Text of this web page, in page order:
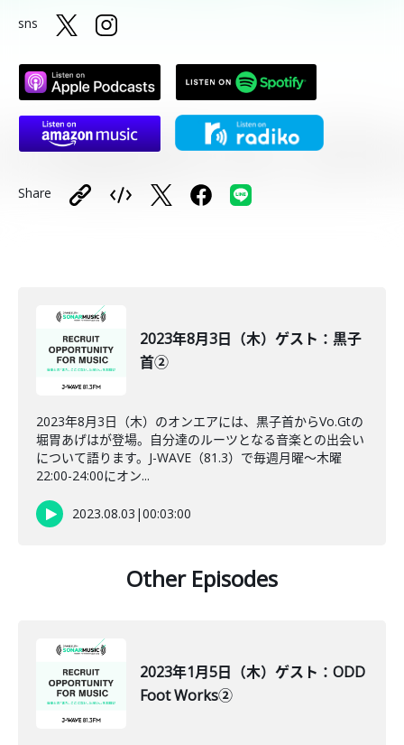
sns
Share
2023年8月3日（木）ゲスト：黒子
首②
2023年8月3日（木）のオンエアには、黒子首からVo.Gtの
堀胃あげはが登場。自分達のルーツとなる音楽との出会い
について語ります。J-WAVE（81.3）で毎週月曜～木曜
22:00-24:00にオン...
2023.08.03 |00:03:00
Other Episodes
2023年1月5日（木）ゲスト：ODD
Foot Works②